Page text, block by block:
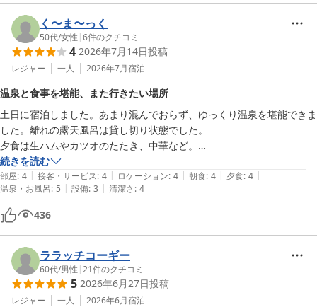
く〜ま〜っく
50代/女性 |6件のクチコミ
4 2026年7月14日投稿
レジャー 一人 2026年7月宿泊
温泉と食事を堪能、また行きたい場所
土日に宿泊しました。あまり混んでおらず、ゆっくり温泉を堪能できま
した。離れの露天風呂は貸し切り状態でした。
夕食は生ハムやカツオのたたき、中華など。
ミニケーキもあり、食べ過ぎました。
機会があればまた行きたいと思います。
続きを読む
部屋: 4 | 接客・サービス: 4 | ロケーション: 4 | 朝食: 4 | 夕食: 4 |
温泉・お風呂: 5 | 設備: 3 | 清潔さ: 4
436
ララッチコーギー
60代/男性 |21件のクチコミ
5 2026年6月27日投稿
レジャー 一人 2026年6月宿泊